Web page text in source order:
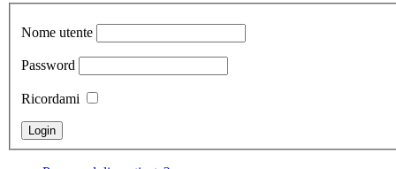
Nome utente
Password
Ricordami